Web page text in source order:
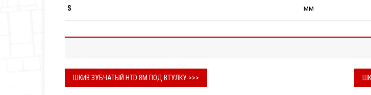
S мм
ШКИВ ЗУБЧАТЫЙ HTD 8M ПОД ВТУЛКУ >>>